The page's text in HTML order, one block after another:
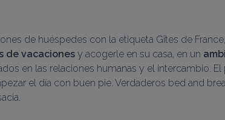
de huéspedes con la etiqueta Gîtes de France,
de vacaciones y acogerle en su casa, en un
en las relaciones humanas y el intercambio.
el día con buen pie. Verdaderos bed and